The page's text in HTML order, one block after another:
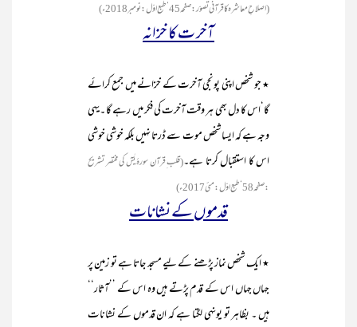
(اصلاحِ معاشرہ کاقرآنی تصوّر :صفحہ45‘طبع اوّل :نومبر 2018ء)
آخر ت کا خزانہ
٭ جو شخص اپنی پونجی آخرت کے خزانے میں جمع کرائے
گا‘اس کا دل بھی ہر وقت آخرت کی فکر میں رہے گا ۔یہی
وجہ ہے کہ ایسا شخص موت سے ڈرتا نہیں بلکہ خوشی خوشی
اس کا استقبال کرتا ہے۔(قلب ِقرآن سورۂ یٰسٓ کی مختصر تشریح
:صفحہ58‘طبع اوّل :مئی 2017ء)
قدموں کے نشانات
٭ ایک شخص نماز پڑھنے کے لیے مسجد جاتا ہے تو زمین پر
جہاں جہاں اس کے قدم پڑتے ہیں وہ اس کے ’’آثار‘‘
ہیں ۔ بظاہر تو یونہی لگتا ہے کہ ان قدموں کے نشانات